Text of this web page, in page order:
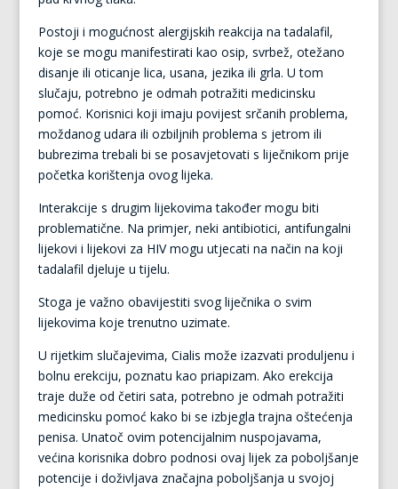
Postoji i mogućnost alergijskih reakcija na tadalafil,
koje se mogu manifestirati kao osip, svrbež, otežano
disanje ili oticanje lica, usana, jezika ili grla. U tom
slučaju, potrebno je odmah potražiti medicinsku
pomoć. Korisnici koji imaju povijest srčanih problema,
moždanog udara ili ozbiljnih problema s jetrom ili
bubrezima trebali bi se posavjetovati s liječnikom prije
početka korištenja ovog lijeka.
Interakcije s drugim lijekovima također mogu biti
problematične. Na primjer, neki antibiotici, antifungalni
lijekovi i lijekovi za HIV mogu utjecati na način na koji
tadalafil djeluje u tijelu.
Stoga je važno obavijestiti svog liječnika o svim
lijekovima koje trenutno uzimate.
U rijetkim slučajevima, Cialis može izazvati produljenu i
bolnu erekciju, poznatu kao priapizam. Ako erekcija
traje duže od četiri sata, potrebno je odmah potražiti
medicinsku pomoć kako bi se izbjegla trajna oštećenja
penisa. Unatoč ovim potencijalnim nuspojavama,
većina korisnika dobro podnosi ovaj lijek za poboljšanje
potencije i doživljava značajna poboljšanja u svojoj